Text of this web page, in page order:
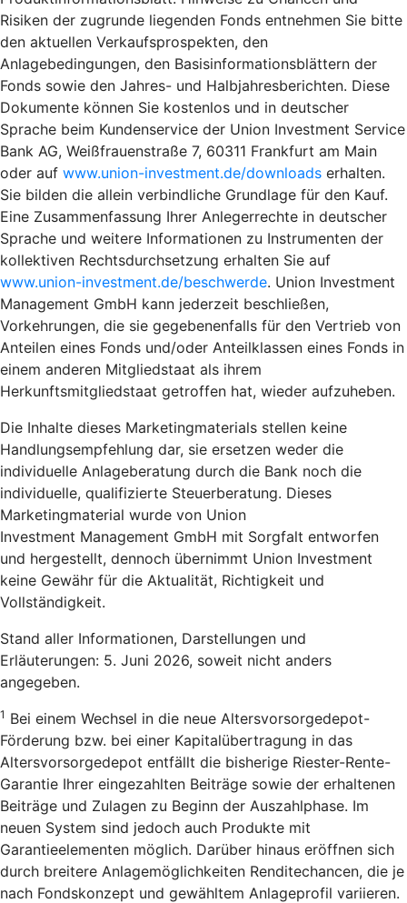
Risiken der zugrunde liegenden Fonds entnehmen Sie bitte
den aktuellen Verkaufsprospekten, den
Anlagebedingungen, den Basisinformationsblättern der
Fonds sowie den Jahres- und Halbjahresberichten. Diese
Dokumente können Sie kostenlos und in deutscher
Sprache beim Kundenservice der Union Investment Service
Bank AG, Weißfrauenstraße 7, 60311 Frankfurt am Main
oder auf www.union-investment.de/downloads erhalten.
Sie bilden die allein verbindliche Grundlage für den Kauf.
Eine Zusammenfassung Ihrer Anlegerrechte in deutscher
Sprache und weitere Informationen zu Instrumenten der
kollektiven Rechtsdurchsetzung erhalten Sie auf
www.union-investment.de/beschwerde. Union Investment
Management GmbH kann jederzeit beschließen,
Vorkehrungen, die sie gegebenenfalls für den Vertrieb von
Anteilen eines Fonds und/oder Anteilklassen eines Fonds in
einem anderen Mitgliedstaat als ihrem
Herkunftsmitgliedstaat getroffen hat, wieder aufzuheben.
Die Inhalte dieses Marketingmaterials stellen keine
Handlungsempfehlung dar, sie ersetzen weder die
individuelle Anlageberatung durch die Bank noch die
individuelle, qualifizierte Steuerberatung. Dieses
Marketingmaterial wurde von Union
Investment Management GmbH mit Sorgfalt entworfen
und hergestellt, dennoch übernimmt Union Investment
keine Gewähr für die Aktualität, Richtigkeit und
Vollständigkeit.
Stand aller Informationen, Darstellungen und
Erläuterungen: 5. Juni 2026, soweit nicht anders
angegeben.
1 Bei einem Wechsel in die neue Altersvorsorgedepot-
Förderung bzw. bei einer Kapitalübertragung in das
Altersvorsorgedepot entfällt die bisherige Riester-Rente-
Garantie Ihrer eingezahlten Beiträge sowie der erhaltenen
Beiträge und Zulagen zu Beginn der Auszahlphase. Im
neuen System sind jedoch auch Produkte mit
Garantieelementen möglich. Darüber hinaus eröffnen sich
durch breitere Anlagemöglichkeiten Renditechancen, die je
nach Fondskonzept und gewähltem Anlageprofil variieren.